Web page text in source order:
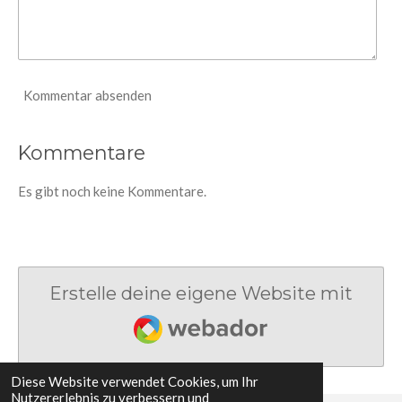
Diese Website verwendet Cookies, um Ihr
Nutzererlebnis zu verbessern und
Kommentar absenden
Kommentare
Es gibt noch keine Kommentare.
Erstelle deine eigene Website mit
Webador